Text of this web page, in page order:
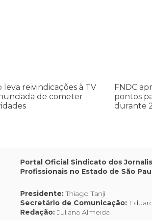
leva reivindicações à TV
de cometer
eleições
2026
durante
FNDC
pontos
durante
Portal Oficial Sindicato dos
Profissionais no Estado de São
Presidente:Thiago Tanji
Secretário de Comunicação:
Redação:Juliana Almeida